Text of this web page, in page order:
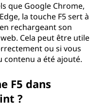
que Google Chrome,
la touche F5 sert à
rechargeant son
Cela peut être utile
ou si vous
contenu a été ajouté.
F5 dans
?